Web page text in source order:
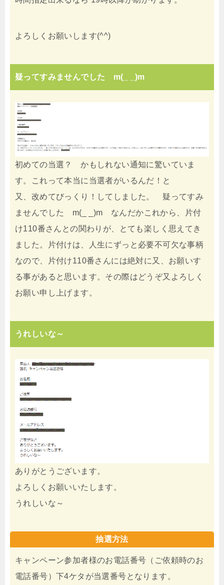
よろしくお願いします(^^)
疑ってすみませんでした m(_ _)m
初めての当選？ かもしれない通知に驚いていま
す。これって本当に当選者がいるんだ！と
又、改めてびっくり！してしました。 疑ってすみ
ませんでした m(_ _)m なんだかこれから、片付
け110番さんとの関わりが、とても楽しく思えてき
ました。片付けは、人生にずっと必要不可欠な事柄
なので、片付け110番さんには絶対に又、お願いす
る事があると思います。その際はどうぞ又よろしく
お願い申し上げます。
うれしいな～
ありがとうございます。
よろしくお願いいたします。
うれしいな～
抽選方法
キャンペーン参加者様のお電話番号（ご依頼時のお
電話番号）下4ケタが当選番号となります。